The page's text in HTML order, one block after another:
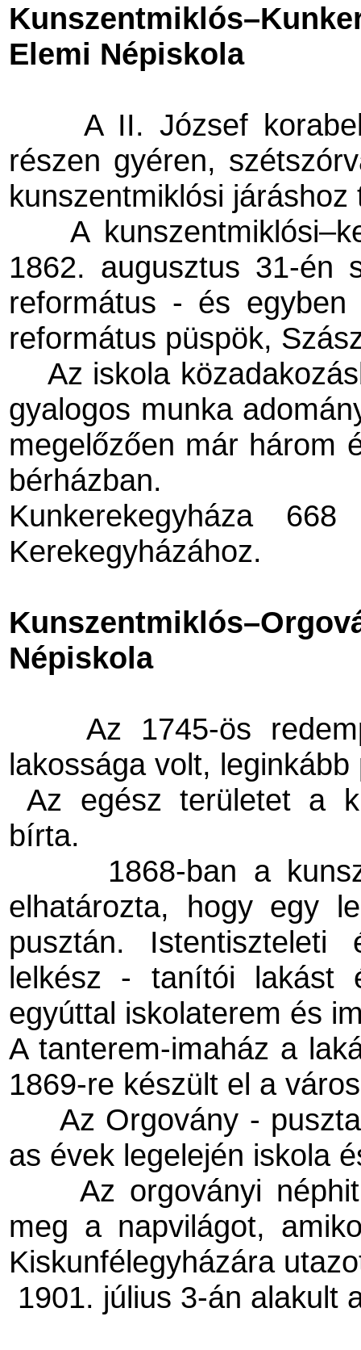
Elemi Népiskola
A II. József
részen gyéren,
kunszentmiklósi
A
1862. augusztus 31-én
református - és egyben
református püspök,
Az iskola
gyalogos munka
megelőzően már három
bérházban.
Kunkerekegyháza
Kerekegyházához.
Népiskola
Az 1745-ös
lakossága volt,
Az egész területet a
bírta.
1868-ban a
elhatározta, hogy egy
pusztán.
lelkész - tanítói lakást
egyúttal iskolaterem és
A tanterem-imaház a
1869-re készült el a
Az Orgovány -
as évek legelején iskola
Az orgoványi
meg a napvilágot,
Kiskunfélegyházára
1901. július 3-án alakult